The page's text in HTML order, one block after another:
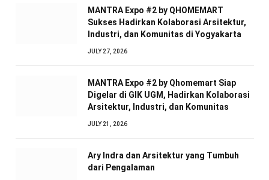
MANTRA Expo #2 by QHOMEMART
Sukses Hadirkan Kolaborasi Arsitektur,
Industri, dan Komunitas di Yogyakarta
JULY 27, 2026
MANTRA Expo #2 by Qhomemart Siap
Digelar di GIK UGM, Hadirkan Kolaborasi
Arsitektur, Industri, dan Komunitas
JULY 21, 2026
Ary Indra dan Arsitektur yang Tumbuh
dari Pengalaman